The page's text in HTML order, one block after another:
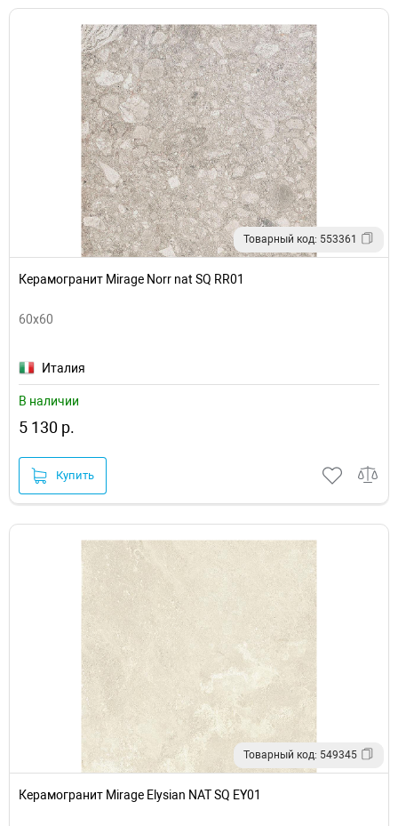
Товарный код: 553361
Керамогранит Mirage Norr nat SQ RR01
60x60
Италия
В наличии
5 130 р.
Купить
Товарный код: 549345
Керамогранит Mirage Elysian NAT SQ EY01